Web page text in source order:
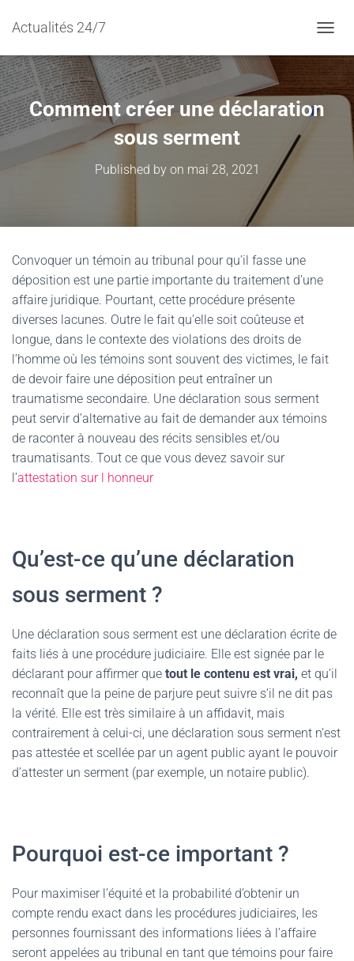
Actualités 24/7
Comment créer une déclaration
sous serment
Published by on mai 28, 2021
Convoquer un témoin au tribunal pour qu’il fasse une
déposition est une partie importante du traitement d’une
affaire juridique. Pourtant, cette procédure présente
diverses lacunes. Outre le fait qu’elle soit coûteuse et
longue, dans le contexte des violations des droits de
l’homme où les témoins sont souvent des victimes, le fait
de devoir faire une déposition peut entraîner un
traumatisme secondaire. Une déclaration sous serment
peut servir d’alternative au fait de demander aux témoins
de raconter à nouveau des récits sensibles et/ou
traumatisants. Tout ce que vous devez savoir sur
l’attestation sur l honneur
Qu’est-ce qu’une déclaration
sous serment ?
Une déclaration sous serment est une déclaration écrite de
faits liés à une procédure judiciaire. Elle est signée par le
déclarant pour affirmer que tout le contenu est vrai, et qu’il
reconnaît que la peine de parjure peut suivre s’il ne dit pas
la vérité. Elle est très similaire à un affidavit, mais
contrairement à celui-ci, une déclaration sous serment n’est
pas attestée et scellée par un agent public ayant le pouvoir
d’attester un serment (par exemple, un notaire public).
Pourquoi est-ce important ?
Pour maximiser l’équité et la probabilité d’obtenir un
compte rendu exact dans les procédures judiciaires, les
personnes fournissant des informations liées à l’affaire
seront appelées au tribunal en tant que témoins pour faire